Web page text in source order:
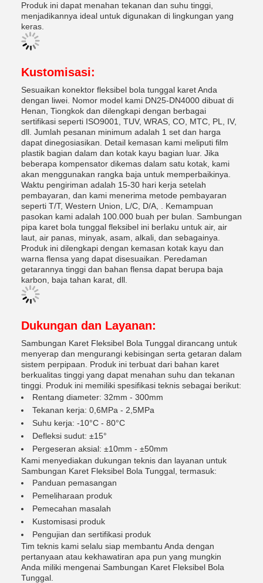
Produk ini dapat menahan tekanan dan suhu tinggi,
menjadikannya ideal untuk digunakan di lingkungan yang
keras.
Kustomisasi:
Sesuaikan konektor fleksibel bola tunggal karet Anda
dengan liwei. Nomor model kami DN25-DN4000 dibuat di
Henan, Tiongkok dan dilengkapi dengan berbagai
sertifikasi seperti ISO9001, TUV, WRAS, CO, MTC, PL, IV,
dll. Jumlah pesanan minimum adalah 1 set dan harga
dapat dinegosiasikan. Detail kemasan kami meliputi film
plastik bagian dalam dan kotak kayu bagian luar. Jika
beberapa kompensator dikemas dalam satu kotak, kami
akan menggunakan rangka baja untuk memperbaikinya.
Waktu pengiriman adalah 15-30 hari kerja setelah
pembayaran, dan kami menerima metode pembayaran
seperti T/T, Western Union, L/C, D/A, . Kemampuan
pasokan kami adalah 100.000 buah per bulan. Sambungan
pipa karet bola tunggal fleksibel ini berlaku untuk air, air
laut, air panas, minyak, asam, alkali, dan sebagainya.
Produk ini dilengkapi dengan kemasan kotak kayu dan
warna flensa yang dapat disesuaikan. Peredaman
getarannya tinggi dan bahan flensa dapat berupa baja
karbon, baja tahan karat, dll.
Dukungan dan Layanan:
Sambungan Karet Fleksibel Bola Tunggal dirancang untuk
menyerap dan mengurangi kebisingan serta getaran dalam
sistem perpipaan. Produk ini terbuat dari bahan karet
berkualitas tinggi yang dapat menahan suhu dan tekanan
tinggi. Produk ini memiliki spesifikasi teknis sebagai berikut:
Rentang diameter: 32mm - 300mm
Tekanan kerja: 0,6MPa - 2,5MPa
Suhu kerja: -10°C - 80°C
Defleksi sudut: ±15°
Pergeseran aksial: ±10mm - ±50mm
Kami menyediakan dukungan teknis dan layanan untuk
Sambungan Karet Fleksibel Bola Tunggal, termasuk:
Panduan pemasangan
Pemeliharaan produk
Pemecahan masalah
Kustomisasi produk
Pengujian dan sertifikasi produk
Tim teknis kami selalu siap membantu Anda dengan
pertanyaan atau kekhawatiran apa pun yang mungkin
Anda miliki mengenai Sambungan Karet Fleksibel Bola
Tunggal.